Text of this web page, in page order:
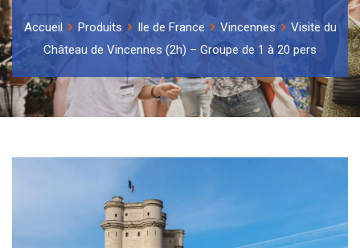
Accueil Produits Ile de France Vincennes
Visite du
Château de Vincennes (2h) – Groupe de 1 à 20 pers